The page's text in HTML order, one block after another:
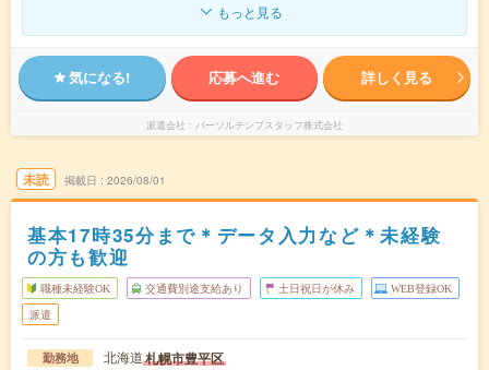
もっと見る
気になる! 応募へ進む 詳しく見る
派遣会社 パーソルテンプスタッフ株式会社
未読 掲載日 2026/08/01
基本17時35分まで＊データ入力など＊未経験
の方も歓迎
職種未経験OK 交通費別途支給あり 土日祝日が休み WEB登録OK
派遣
勤務地 北海道札幌市豊平区